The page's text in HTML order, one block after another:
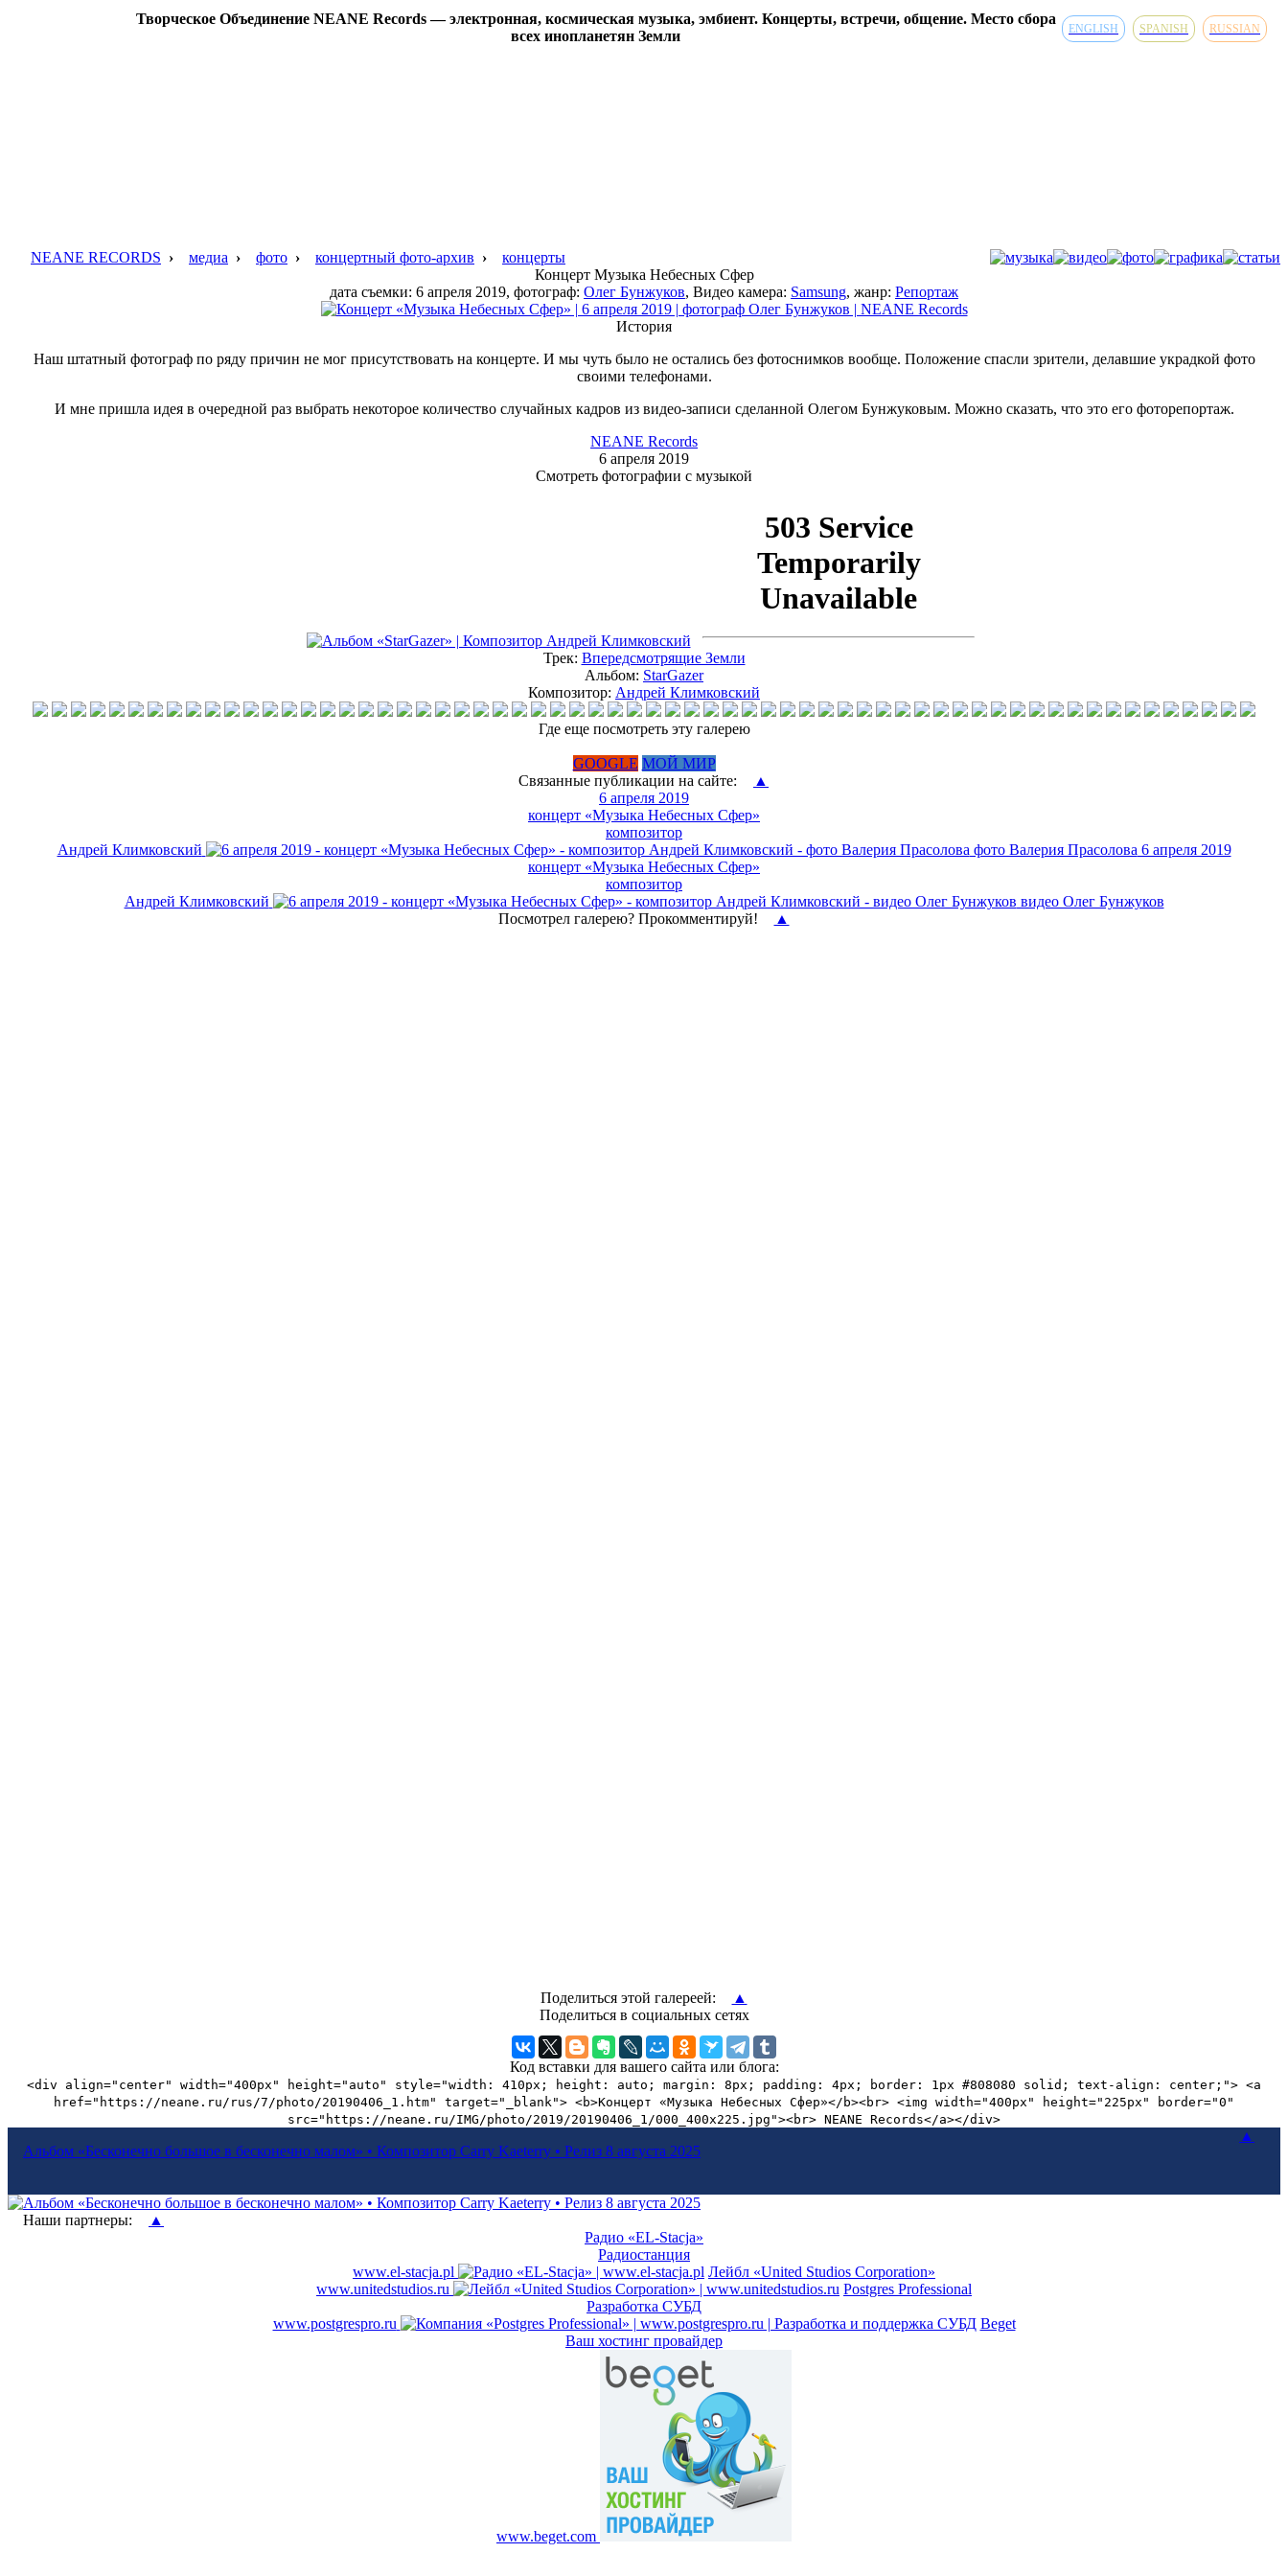
Творческое Объединение NEANE Records — электронная, космическая музыка, эмбиент. Концерты, встречи, общение. Место сбора
всех инопланетян Земли
ENGLISH SPANISH RUSSIAN
NEANE RECORDS › медиа › фото › концертный фото-архив ›
концерты
Концерт Музыка Небесных Сфер
дата съемки: 6 апреля 2019, фотограф: Олег Бунжуков, Видео камера: Samsung, жанр: Репортаж
История
Наш штатный фотограф по ряду причин не мог присутствовать на концерте. И мы чуть было не остались без фотоснимков вообще. Положение спасли зрители, делавшие украдкой фото
своими телефонами.
И мне пришла идея в очередной раз выбрать некоторое количество случайных кадров из видео-записи сделанной Олегом Бунжуковым. Можно сказать, что это его фоторепортаж.
NEANE Records
6 апреля 2019
Смотреть фотографии с музыкой
Трек: Впередсмотрящие Земли
Альбом: StarGazer
Композитор: Андрей Климковский
Где еще посмотреть эту галерею
GOOGLE МОЙ МИР
Связанные публикации на сайте:
▲
6 апреля 2019
концерт «Музыка Небесных Сфер»
композитор
Андрей Климковский
фото Валерия Прасолова 6 апреля 2019
концерт «Музыка Небесных Сфер»
композитор
Андрей Климковский
видео Олег Бунжуков
Посмотрел галерею? Прокомментируй!
▲
Поделиться этой галереей:
▲
Поделиться в социальных сетях
Код вставки для вашего сайта или блога:
<div align="center" width="400px" height="auto" style="width: 410px; height: auto; margin: 8px; padding: 4px; border: 1px #808080 solid; text-align: center;"> <a
href="https://neane.ru/rus/7/photo/20190406_1.htm" target="_blank"> <b>Концерт «Музыка Небесных Сфер»</b><br> <img width="400px" height="225px" border="0"
src="https://neane.ru/IMG/photo/2019/20190406_1/000_400x225.jpg"><br> NEANE Records</a></div>
Альбом «Бесконечно большое в бесконечно малом» • Композитор Carry Kaeterry • Релиз 8 августа 2025
▲
Наши партнеры:
▲
Радио «EL-Stacja»
Радиостанция
www.el-stacja.pl
Лейбл «United Studios Corporation»
www.unitedstudios.ru
Postgres Professional
Разработка СУБД
www.postgrespro.ru
Beget
Ваш хостинг провайдер
www.beget.com